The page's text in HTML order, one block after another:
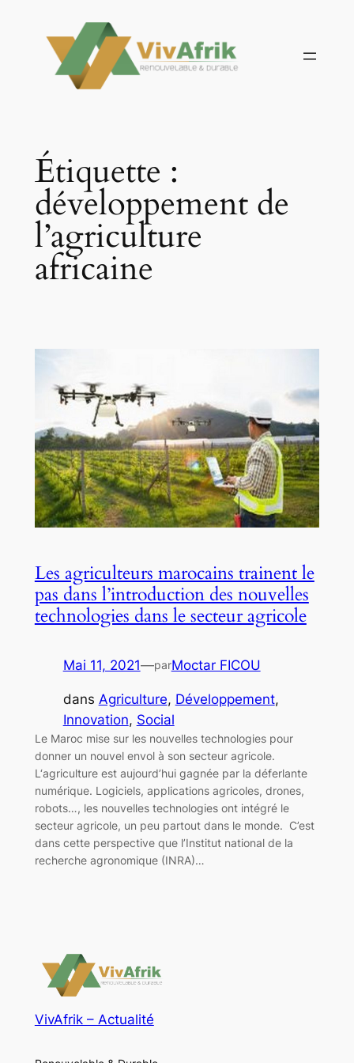
contenu
Étiquette :
développement de
l’agriculture
africaine
Les agriculteurs marocains trainent le
pas dans l’introduction des nouvelles
technologies dans le secteur agricole
Mai 11, 2021—parMoctar FICOU
dans Agriculture, Développement
Innovation, Social
Le Maroc mise sur les nouvelles technologies pour
donner un nouvel envol à son secteur agricole.
L‘agriculture est aujourd’hui gagnée par la déferlante
numérique. Logiciels, applications agricoles, drones,
robots…, les nouvelles technologies ont intégré le
secteur agricole, un peu partout dans le monde. C’est
dans cette perspective que l’Institut national de la
recherche agronomique (INRA)…
VivAfrik – Actualité